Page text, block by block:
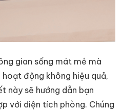
gian sống mát mẻ mà
động không hiệu quả,
này sẽ hướng dẫn bạn
với diện tích phòng. Chúng